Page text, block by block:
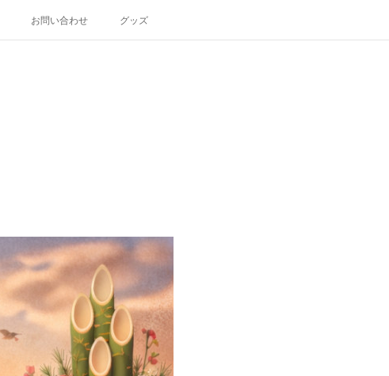
お問い合わせ グッズ